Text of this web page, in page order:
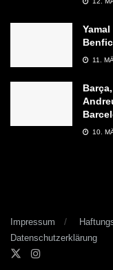
11.
10.
Impressum
Datenschutzerklärung